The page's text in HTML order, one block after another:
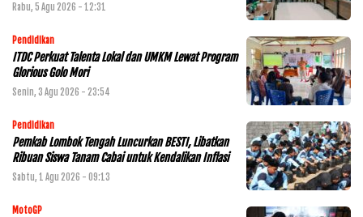
Rabu, 5 Agu 2026 - 12:31
Pendidikan
ITDC Perkuat Talenta Lokal dan UMKM Lewat Program
Glorious Golo Mori
Senin, 3 Agu 2026 - 23:54
Pendidikan
Pemkab Lombok Tengah Luncurkan BESTI, Libatkan
Ribuan Siswa Tanam Cabai untuk Kendalikan Inflasi
Sabtu, 1 Agu 2026 - 09:13
MotoGP